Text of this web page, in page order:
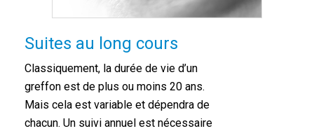
Suites au long cours
Classiquement, la durée de vie d’un
greffon est de plus ou moins 20 ans.
Mais cela est variable et dépendra de
chacun. Un suivi annuel est nécessaire